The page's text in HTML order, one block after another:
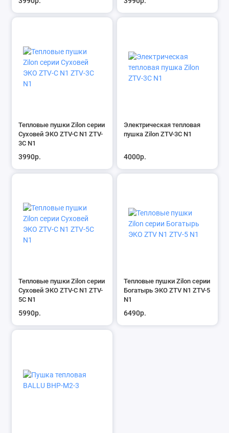
Тепловые пушки Zilon серии
Суховей ЭКО ZTV-С N1 ZTV-
3С N1
3990р.
Электрическая тепловая
пушка Zilon ZTV-3С N1
4000р.
Тепловые пушки Zilon серии
Суховей ЭКО ZTV-С N1 ZTV-
5С N1
5990р.
Тепловые пушки Zilon серии
Богатырь ЭКО ZTV N1 ZTV-5
N1
6490р.